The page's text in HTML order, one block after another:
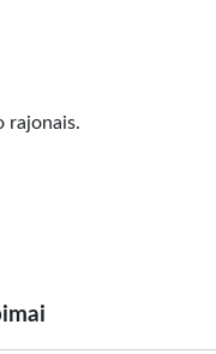
rajonais.